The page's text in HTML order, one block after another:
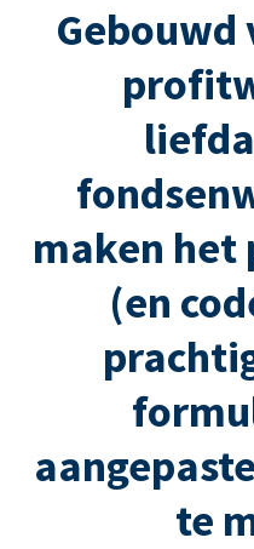
Gebouwd
maken het
(en
te